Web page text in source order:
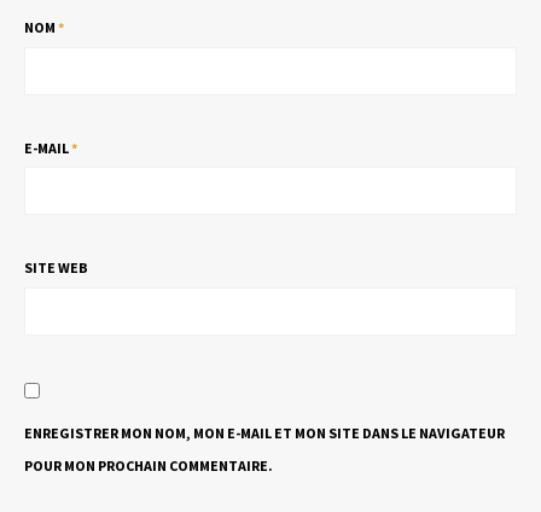
NOM *
E-MAIL*
SITE WEB
ENREGISTRER MON NOM, MON E-MAIL ET MON SITE DANS LE NAVIGATEUR
POUR MON PROCHAIN COMMENTAIRE.